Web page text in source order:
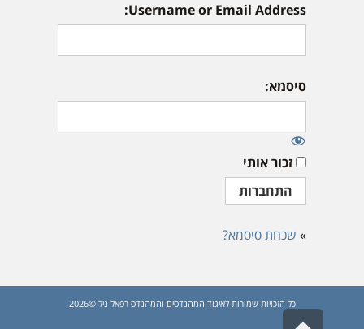
Username or Email Address:
סיסמא:
זכור אותי
» שכחת סיסמא?
כל הזכויות שמורות לאיגוד המהנדסים והמהנדס רפאל גיל ©2026